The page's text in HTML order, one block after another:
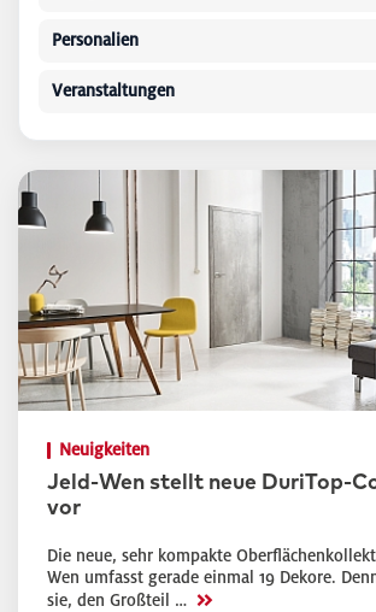
Neuigkeiten
Jeld-Wen stellt neue DuriTop-
vor
Die neue, sehr kompakte
Wen umfasst gerade einmal 19 Dekore.
sie, den Großteil … >>
Personalien
Veranstaltungen